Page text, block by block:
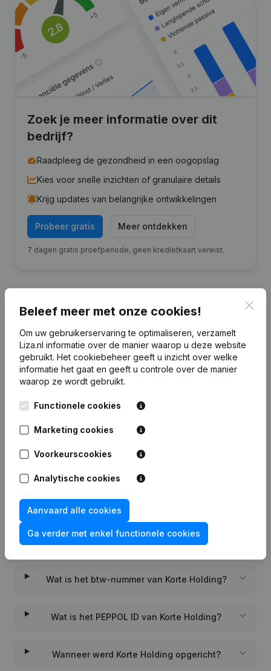
Zoek je meer informatie over dit
bedrijf?
Raadpleeg de gezondheid in een oogopslag
Kies voor snelle inzichten of granulaire details
Krijg updates van belangrijke ontwikkelingen
Probeer gratis Meer ontdekken
7 dagen gratis proefperiode, geen kredietkaart vereist.
Financiële gegevens van Korte Holding
2025 2024 2023
vermogen
€ 3.011.646 2.884.888
Personeel
Veelgestelde vragen
Wat is het KVK-nummer van Korte Holding?
Wat is het btw-nummer van Korte Holding?
Wat is het PEPPOL ID van Korte Holding?
Wanneer werd Korte Holding opgericht?
Beleef meer met onze cookies!
Om uw gebruikerservaring te optimaliseren, verzamelt
Liza.nl informatie over de manier waarop u deze website
gebruikt. Het cookiebeheer geeft u inzicht over welke
informatie het gaat en geeft u controle over de manier
waarop ze wordt gebruikt.
Functionele cookies
Marketing cookies
Voorkeurscookies
Analytische cookies
Aanvaard alle cookies
Ga verder met enkel functionele cookies